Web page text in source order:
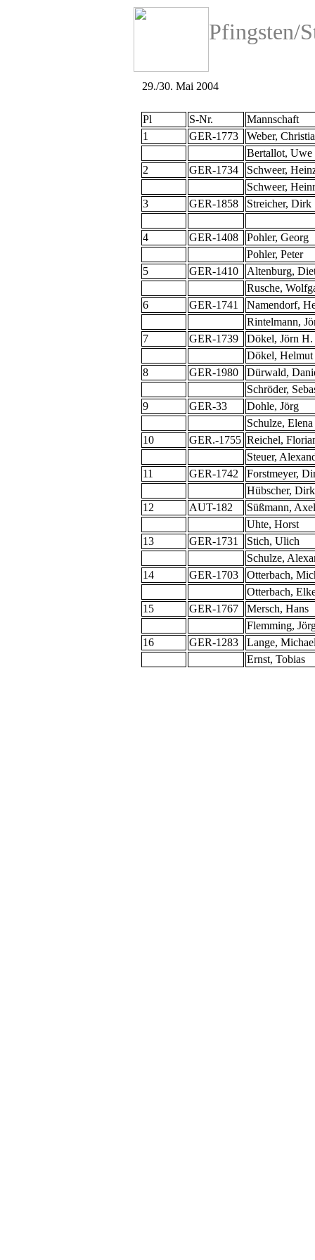
Pfingsten/
29./30. Mai 2004
Pl S-Nr.
Mannschaft
1
GER-1773
Weber,
Bertallot, Uwe
2
GER-1734
Schweer,
Schweer,
3
GER-1858 Streicher, Dirk
4 GER-1408
Pohler, Georg
Pohler, Peter
5
GER-1410
Altenburg,
Rusche,
6
GER-1741
Namendorf,
Rintelmann,
7
GER-1739
Dökel, Jörn H.
Dökel, Helmut
8
GER-1980
Dürwald,
Schröder,
9
GER-33
Dohle, Jörg
Schulze, Elena
10
GER.-1755 Reichel,
Steuer,
11
GER-1742
Forstmeyer,
Hübscher, Dirk
12
AUT-182
Süßmann, Axel
Uhte, Horst
13
GER-1731
Stich, Ulich
Schulze,
14
GER-1703
Otterbach,
Otterbach,
15
GER-1767
Mersch, Hans
Flemming,
16
GER-1283
Lange,
Ernst, Tobias